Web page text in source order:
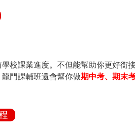
校課業進度。不但能幫助你更好銜
門課輔班還會幫你做期中考、期末